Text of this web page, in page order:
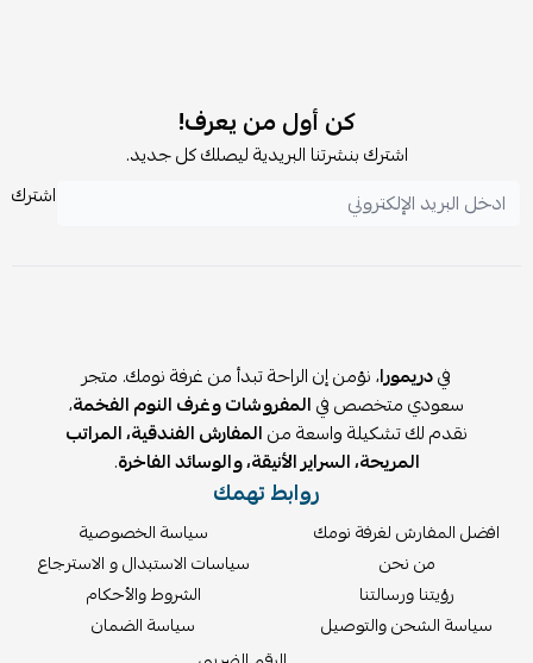
البقع الرطبة تُمتص بمناديل ثم تُنظف بقطعة قماش مبللة بمنظف
يمكن تنظيفها لدى مختص تنظيف سجاد عند الحاجة.
⚠️ملاحظات:
كن أول من يعرف!
اشترك بنشرتنا البريدية ليصلك كل جديد.
اشترك
فيدريمورا، نؤمن إن الراحة تبدأ من غرفة نومك. متجر
سعودي متخصص فيالمفروشات وغرف النوم الفخمة،
نقدم لك تشكيلة واسعة منالمفارش الفندقية، المراتب
المريحة، السراير الأنيقة، والوسائد الفاخرة.
روابط تهمك
افضل المفارش لغرفة نومك
من نحن
رؤيتنا ورسالتنا
سياسة الشحن والتوصيل
سياسة الخصوصية
سياسات الاستبدال و الاسترجاع
الشروط والأحكام
سياسة الضمان